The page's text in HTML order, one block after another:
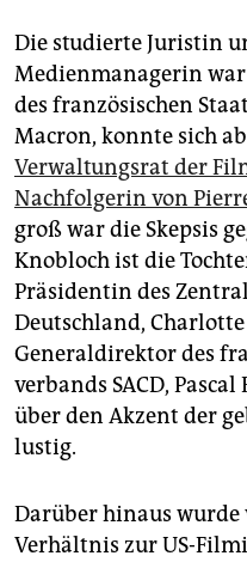
Die studierte Juristin
Medienmanagerin
des französischen
Macron, konnte sich
Verwaltungsrat der
Nachfolgerin von
groß war die Skepsis
Knobloch ist die
Präsidentin des
Deutschland,
Generaldirektor des
ver­ban­ds SACD,
über den Akzent der
lustig.
Darüber hinaus wurde
Verhältnis zur US-